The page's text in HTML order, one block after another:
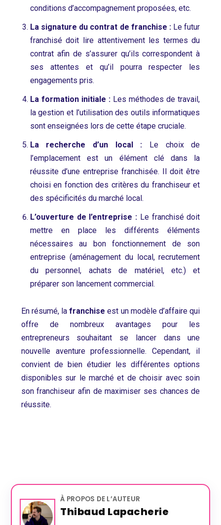
conditions d’accompagnement proposées, etc.
La signature du contrat de franchise : Le futur
franchisé doit lire attentivement les termes du
contrat afin de s’assurer qu’ils correspondent à
ses attentes et qu’il pourra respecter les
engagements pris.
La formation initiale : Les méthodes de travail,
la gestion et l’utilisation des outils informatiques
sont enseignées lors de cette étape cruciale.
La recherche d’un local : Le choix de
l’emplacement est un élément clé dans la
réussite d’une entreprise franchisée. Il doit être
choisi en fonction des critères du franchiseur et
des spécificités du marché local.
L’ouverture de l’entreprise : Le franchisé doit
mettre en place les différents éléments
nécessaires au bon fonctionnement de son
entreprise (aménagement du local, recrutement
du personnel, achats de matériel, etc.) et
préparer son lancement commercial.
En résumé, lafranchise est un modèle d’affaire qui
offre de nombreux avantages pour les
entrepreneurs souhaitant se lancer dans une
nouvelle aventure professionnelle. Cependant, il
convient de bien étudier les différentes options
disponibles sur le marché et de choisir avec soin
son franchiseur afin de maximiser ses chances de
réussite.
À PROPOS DE L’AUTEUR
Thibaud Lapacherie